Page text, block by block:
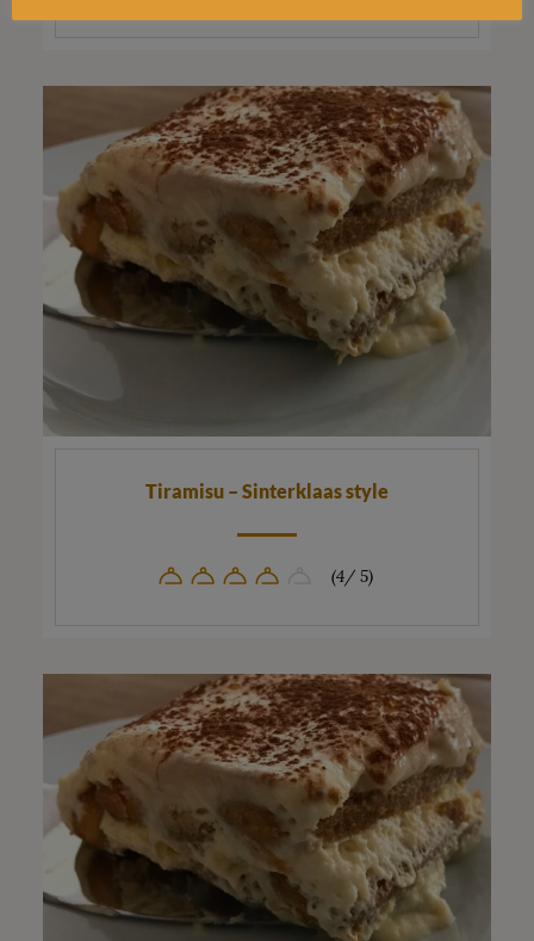
Tiramisu – Sinterklaas style
(4/ 5)